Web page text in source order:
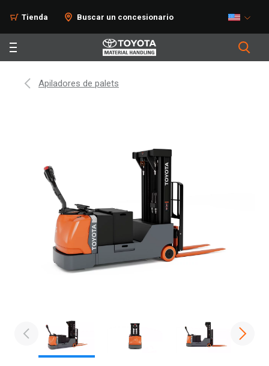
Tienda Buscar un concesionario
Apiladores de palets